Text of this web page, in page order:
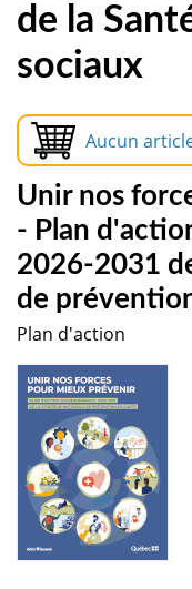
de la
sociaux
Aucun
Unir nos
- Plan
2026-2031
de
Plan d'action